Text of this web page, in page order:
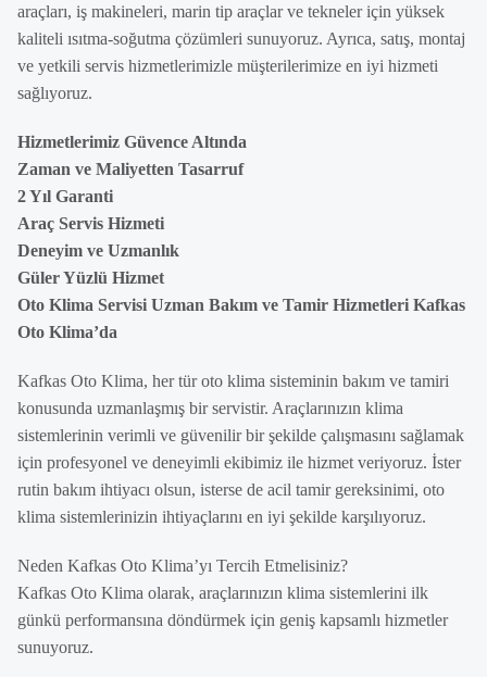
araçları, iş makineleri, marin tip araçlar ve tekneler için yüksek
kaliteli ısıtma-soğutma çözümleri sunuyoruz. Ayrıca, satış, montaj
ve yetkili servis hizmetlerimizle müşterilerimize en iyi hizmeti
sağlıyoruz.
Hizmetlerimiz Güvence Altında
Zaman ve Maliyetten Tasarruf
2 Yıl Garanti
Araç Servis Hizmeti
Deneyim ve Uzmanlık
Güler Yüzlü Hizmet
Oto Klima Servisi Uzman Bakım ve Tamir Hizmetleri Kafkas
Oto Klima’da
Kafkas Oto Klima, her tür oto klima sisteminin bakım ve tamiri
konusunda uzmanlaşmış bir servistir. Araçlarınızın klima
sistemlerinin verimli ve güvenilir bir şekilde çalışmasını sağlamak
için profesyonel ve deneyimli ekibimiz ile hizmet veriyoruz. İster
rutin bakım ihtiyacı olsun, isterse de acil tamir gereksinimi, oto
klima sistemlerinizin ihtiyaçlarını en iyi şekilde karşılıyoruz.
Neden Kafkas Oto Klima’yı Tercih Etmelisiniz?
Kafkas Oto Klima olarak, araçlarınızın klima sistemlerini ilk
günkü performansına döndürmek için geniş kapsamlı hizmetler
sunuyoruz.